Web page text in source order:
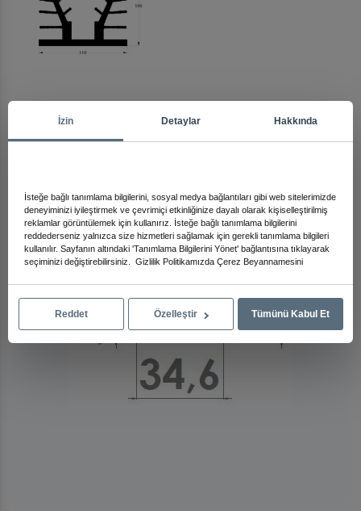
Diğer Ürünleri İnceleyin
İzin Detaylar Hakkında
İsteğe bağlı tanımlama bilgilerini, sosyal medya bağlantıları gibi web sitelerimizde
deneyiminizi iyileştirmek ve çevrimiçi etkinliğinize dayalı olarak kişiselleştirilmiş
reklamlar görüntülemek için kullanırız. İsteğe bağlı tanımlama bilgilerini
reddederseniz yalnızca size hizmetleri sağlamak için gerekli tanımlama bilgileri
kullanılır. Sayfanın altındaki 'Tanımlama Bilgilerini Yönet' bağlantısına tıklayarak
seçiminizi değiştirebilirsiniz. Gizlilik Politikamızda Çerez Beyannamesini
Reddet Özelleştir Tümünü Kabul Et